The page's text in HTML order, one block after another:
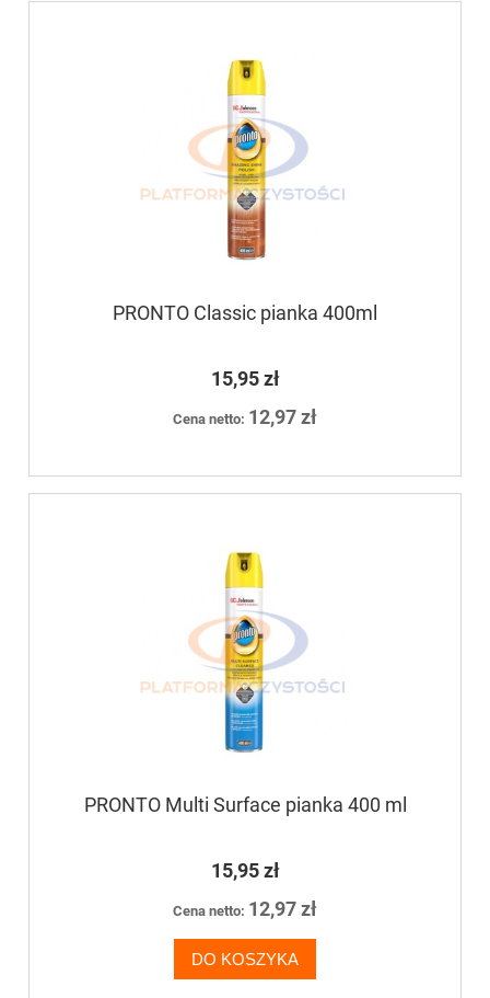
PRONTO Classic pianka 400ml
15,95 zł
Cena netto: 12,97 zł
PRONTO Multi Surface pianka 400 ml
15,95 zł
Cena netto: 12,97 zł
DO KOSZYKA